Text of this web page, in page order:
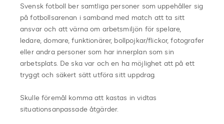
Svensk fotboll ber samtliga personer som uppehåller sig
på fotbollsarenan i samband med match att ta sitt
ansvar och att värna om arbetsmiljön för spelare,
ledare, domare, funktionärer, bollpojkar/flickor, fotografer
eller andra personer som har innerplan som sin
arbetsplats. De ska var och en ha möjlighet att på ett
tryggt och säkert sätt utföra sitt uppdrag.
Skulle föremål komma att kastas in vidtas
situationsanpassade åtgärder.